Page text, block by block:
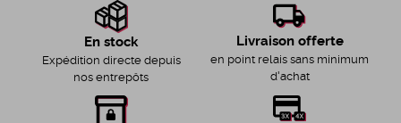
En stock
Expédition directe depuis
nos entrepôts
Livraison offerte
en point relais sans minimum
d'achat